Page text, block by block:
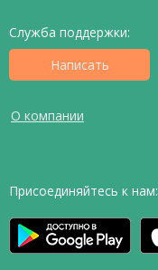
Служба поддержки:
Написать
О компании
Присоединяйтесь к нам: